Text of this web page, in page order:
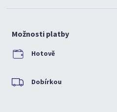
Možnosti platby
Hotově
Dobírkou